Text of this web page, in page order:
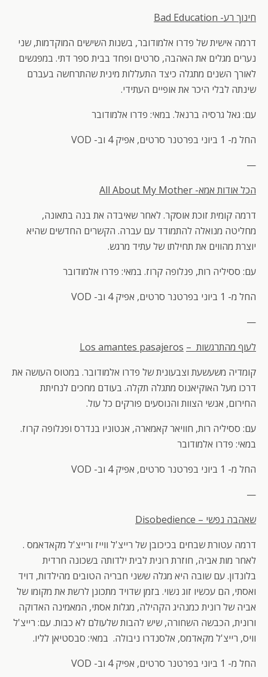
חינוך רע- Bad Education
דרמה אישית של פדרו אלמודובר, בשנות השישים המוקדמות, שני
נערים מגלים את האהבה, סרטים ופחד בבית ספר דתי. במפגשים
לאורך השנים מתגלה כיצד התעללות מינית שהתרחשה בעברם
שינתה לבלי היכר את אופיים העתידי.
עם: גאל גרסיה ברנאל. במאי: פדרו אלמודובר
החל מ- 1 ביוני בפרטנר סרטים, אפיק 4 וב- VOD
—
הכל אודות אמא- All About My Mother
דרמה קומית זוכת אוסקר. לאחר שאיבדה את בנה בתאונה,
מחליטה מנואלה להתמודד עם עברה. הקשרים החדשים שהיא
יוצרת מהווים את תחילתו של עתיד מרגש.
עם: ססיליה רות, פנלופה קרוז. במאי: פדרו אלמודובר
החל מ- 1 ביוני בפרטנר סרטים, אפיק 4 וב- VOD
—
לעוף מהתרגשות – Los amantes pasajeros
קומדיה משעשעת וצבעונית של פדרו אלמודובר. במטוס העושה את
דרכו מעל האוקיאנוס מתגלה תקלה. בעודם מחכים לנחיתת
החירום, אנשי הצוות והנוסעים פורקים כל עול.
עם: ססיליה רות, חוויאר קאמארה, אנטוניו בנדרס ופנלופה קרוז.
במאי: פדרו אלמודובר
החל מ- 1 ביוני בפרטנר סרטים, אפיק 4 וב- VOD
—
שאהבה נפשי –
Disobedience
דרמה עטורת שבחים בכיכובן של רייצ'ל ווייז ורייצ'ל מקאדאמס .
לאחר מות אביה, חוזרת רונית לבית ילדותה בשכונה חרדית
בלונדון. עם שובה היא מגלה ששני חבריה הטובים מהילדות, דויד
ואסתי, הם עכשיו זוג נשוי. בזמן שדויד מתכונן לרשת את מקומו של
אביה של רונית כמנהיג הקהילה, מגלות אסתי, המאמינה האדוקה
ורונית, הכבשה השחורה, שיש להבות שלעולם לא כבות. עם: רייצ'ל
וויס, רייצ'ל מקאדמס, אלסנדרו ניבולה. במאי: סבסטיאן לליו.
החל מ- 1 ביוני בפרטנר סרטים, אפיק 4 וב- VOD